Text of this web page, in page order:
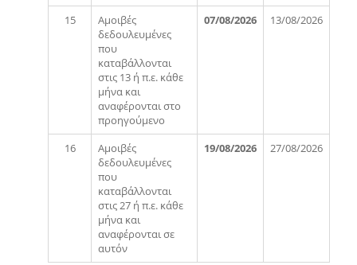
15
Αμοιβές
δεδουλευμένες
που
καταβάλλονται
στις 13 ή π.ε. κάθε
μήνα και
αναφέρονται στο
προηγούμενο
07/08/2026 13/08/2026
16
Αμοιβές
δεδουλευμένες
που
καταβάλλονται
στις 27 ή π.ε. κάθε
μήνα και
αναφέρονται σε
αυτόν
19/08/2026 27/08/2026